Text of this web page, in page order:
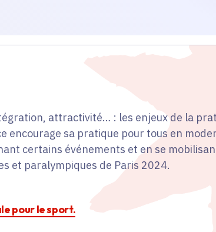
attractivité… : les enjeux de la
encourage sa pratique pour tous en
certains événements et en se
et paralympiques de Paris 2024.
pour le sport.